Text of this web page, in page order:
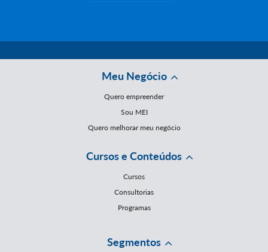
Meu Negócio
Quero empreender
Sou MEI
Quero melhorar meu negócio
Cursos e Conteúdos
Cursos
Consultorias
Programas
Segmentos